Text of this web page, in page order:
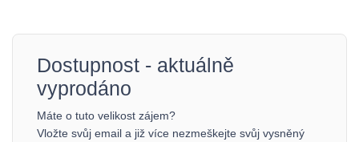
Dostupnost - aktuálně
vyprodáno
Máte o tuto velikost zájem?
Vložte svůj email a již více nezmeškejte svůj vysněný